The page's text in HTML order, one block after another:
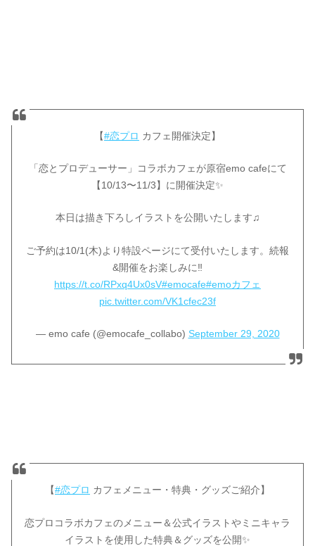
【#恋プロ カフェ開催決定】
「恋とプロデューサー」コラボカフェが原宿emo cafeにて
【10/13〜11/3】に開催決定✨
本日は描き下ろしイラストを公開いたします♫
ご予約は10/1(木)より特設ページにて受付いたします。続報
&開催をお楽しみに‼️
https://t.co/RPxq4Ux0sV#emocafe#emoカフェ
pic.twitter.com/VK1cfec23f
— emo cafe (@emocafe_collabo) September 29, 2020
【#恋プロ カフェメニュー・特典・グッズご紹介】
恋プロコラボカフェのメニュー＆公式イラストやミニキャラ
イラストを使用した特典＆グッズを公開✨